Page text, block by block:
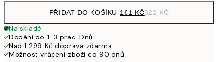
PŘIDAT DO KOŠÍKU-161 KČ322 KČ
Na skladě
Dodání do 1-3 prac. Dnů
Nad 1 299 Kč doprava zdarma.
Možnost vrácení zboží do 90 dnů